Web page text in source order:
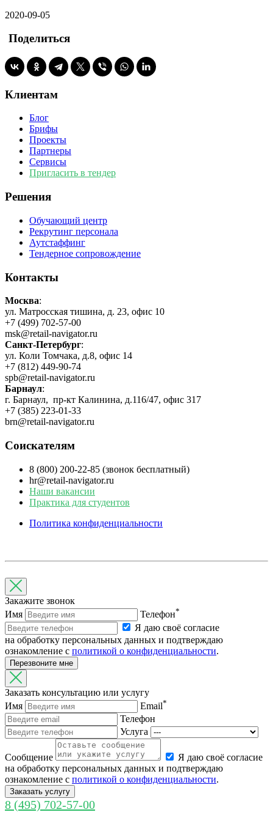
2020-09-05
Поделиться
Клиентам
Блог
Брифы
Проекты
Партнеры
Сервисы
Пригласить в тендер
Решения
Обучающий центр
Рекрутинг персонала
Аутстаффинг
Тендерное сопровождение
Контакты
Москва:
ул. Матросская тишина, д. 23, офис 10
+7 (499) 702-57-00
msk@retail-navigator.ru
Санкт-Петербург:
ул. Коли Томчака, д.8, офис 14
+7 (812) 449-90-74
spb@retail-navigator.ru
Барнаул:
г. Барнаул, пр-кт Калинина, д.116/47, офис 317
+7 (385) 223-01-33
brn@retail-navigator.ru
Соискателям
8 (800) 200-22-85 (звонок бесплатный)
hr@retail-navigator.ru
Наши вакансии
Практика для студентов
Политика конфиденциальности
Закажите звонок
Имя
Телефон*
Я даю своё согласие
на обработку персональных данных и подтверждаю
ознакомление с политикой о конфиденциальности.
Перезвоните мне
Заказать консультацию или услугу
Имя
Email*
Телефон
Услуга
Cообщение
Я даю своё согласие
на обработку персональных данных и подтверждаю
ознакомление с политикой о конфиденциальности.
Заказать услугу
8 (495) 702-57-00